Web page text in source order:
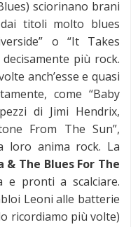
sciorinano brani
titoli molto blues
o “It Takes
più rock.
anch’esse e quasi
come “Baby
di Jimi Hendrix,
From The Sun”,
loro anima rock. La
& The Blues For The
e pronti a scalciare.
Leoni alle batterie
ricordiamo più volte)